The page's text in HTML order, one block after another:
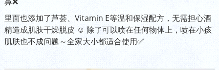
里面也添加了芦荟、Vitamin E等温和保湿配方，无需担心酒
精造成肌肤干燥脱皮 ☺️ 除了可以喷在任何物体上，喷在小孩
肌肤也不成问题～全家大小都适合使用✅